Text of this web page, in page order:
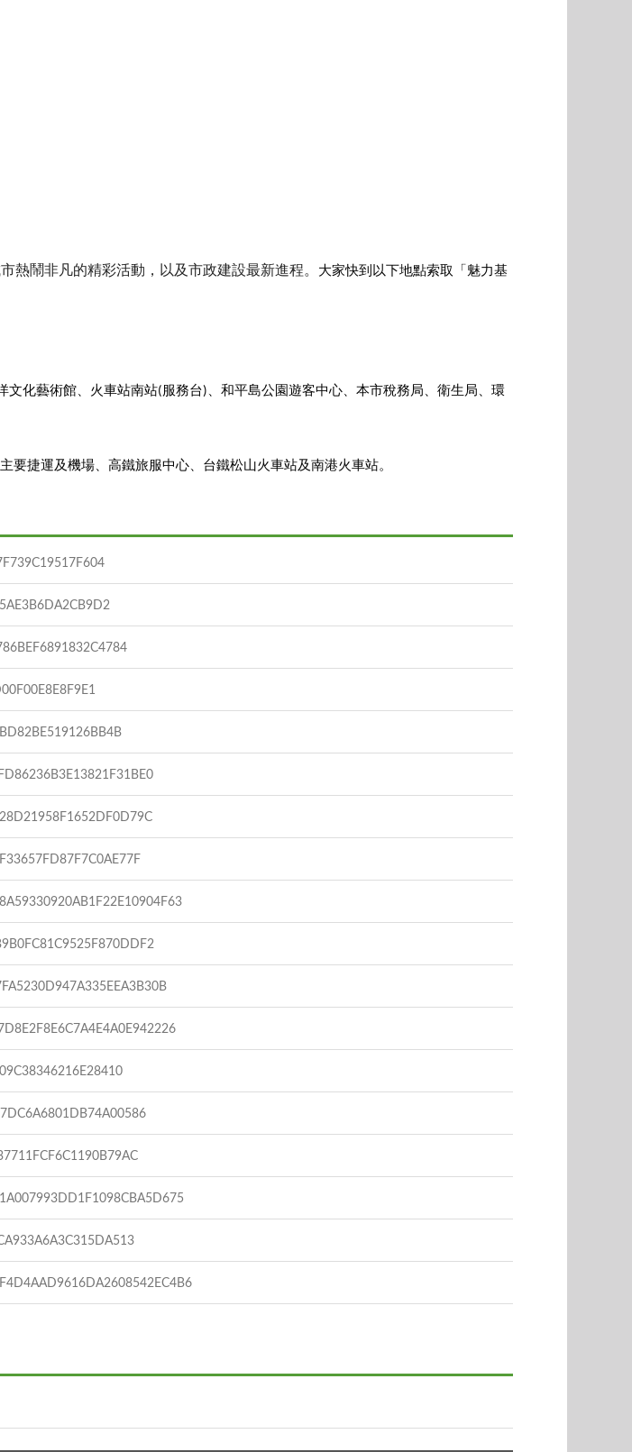
熱鬧非凡的精彩活動，以及市政建設最新進程。 大家快到以下地點索取「魅力基
文化藝術館、火車站南站(服務台) 、和平島公園遊客中心、本市稅務局、衛生局、環
捷運及機場、高鐵旅服中心、台鐵松山火車站及南港火車站。